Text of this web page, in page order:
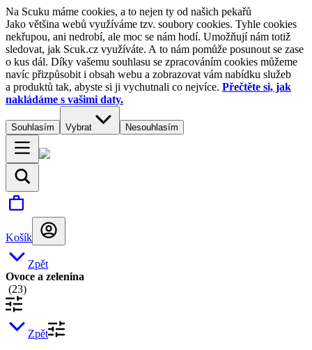
Na Scuku máme cookies, a to nejen ty od našich pekařů
Jako většina webů využíváme tzv. soubory cookies. Tyhle cookies
nekřupou, ani nedrobí, ale moc se nám hodí. Umožňují nám totiž
sledovat, jak Scuk.cz využíváte. A to nám pomůže posunout se zase
o kus dál. Díky vašemu souhlasu se zpracováním cookies můžeme
navíc přizpůsobit i obsah webu a zobrazovat vám nabídku služeb
a produktů tak, abyste si ji vychutnali co nejvíce. Přečtěte si, jak
nakládáme s vašimi daty.
Souhlasím Vybrat Nesouhlasím
Košík
Zpět
Ovoce a zelenina
(23)
Zpět